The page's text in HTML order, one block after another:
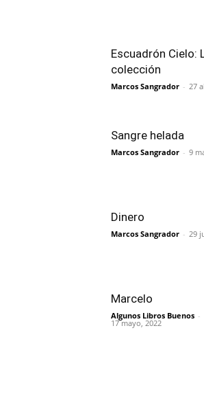
Escuadrón Cielo:
colección
Marcos Sangrador - 27
Sangre helada
Marcos Sangrador - 9
Dinero
Marcos Sangrador - 29
Marcelo
Algunos Libros Buenos -
17 mayo, 2022